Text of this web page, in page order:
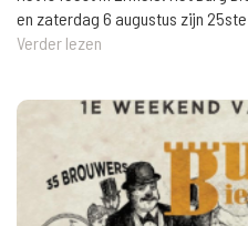
en zaterdag 6 augustus zijn
Verder lezen